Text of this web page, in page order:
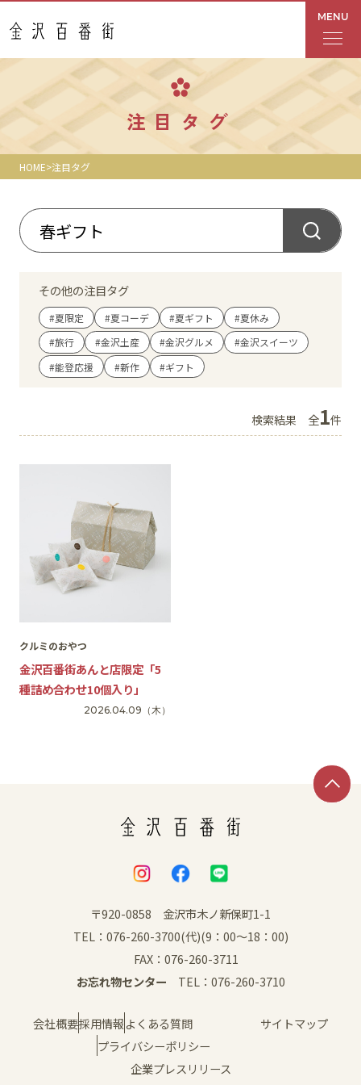
MENU
フロアガイド
あんと
Rinto
あんと西
レストラン・カフェ
ショップニュース
アクセス・パーキング
施設からのお知らせ
スタッフ募集
注目タグ
HOME 注目タグ
その他の注目タグ
#夏限定 #夏コーデ #夏ギフト
#夏休み
#旅行
#金沢土産 #金沢グルメ
#金沢スイーツ
#能登応援
#新作 #ギフト
検索結果 全1件
クルミのおやつ
金沢百番街あんと店限定「5
種詰め合わせ10個入り」
2026.04.09 （木）
〒920-0858 金沢市木ノ新保町1-1
TEL：076-260-3700(代)(9：00～18：00)
FAX：076-260-3711
お忘れ物センター TEL：076-260-3710
会社概要採用情報よくある質問
サイトマップ
プライバシーポリシー
企業プレスリリース